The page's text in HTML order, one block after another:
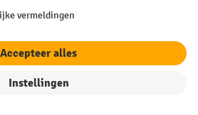
Sorteren op
Privacy-instellingen